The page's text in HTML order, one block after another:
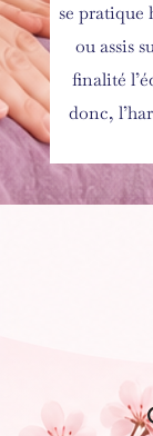
se pratique
ou assis
finalité
donc,